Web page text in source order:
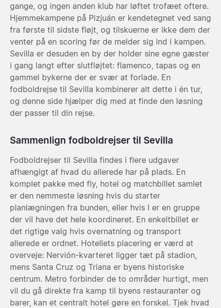
gange, og ingen anden klub har løftet trofæet oftere.
Hjemmekampene på Pizjuán er kendetegnet ved sang
fra første til sidste fløjt, og tilskuerne er ikke dem der
venter på en scoring før de melder sig ind i kampen.
Sevilla er desuden en by der holder sine egne gæster
i gang langt efter slutfløjtet: flamenco, tapas og en
gammel bykerne der er svær at forlade. En
fodboldrejse til Sevilla kombinerer alt dette i én tur,
og denne side hjælper dig med at finde den løsning
der passer til din rejse.
Sammenlign fodboldrejser til Sevilla
Fodboldrejser til Sevilla findes i flere udgaver
afhængigt af hvad du allerede har på plads. En
komplet pakke med fly, hotel og matchbillet samlet
er den nemmeste løsning hvis du starter
planlægningen fra bunden, eller hvis I er en gruppe
der vil have det hele koordineret. En enkeltbillet er
det rigtige valg hvis overnatning og transport
allerede er ordnet. Hotellets placering er værd at
overveje: Nervión-kvarteret ligger tæt på stadion,
mens Santa Cruz og Triana er byens historiske
centrum. Metro forbinder de to områder hurtigt, men
vil du gå direkte fra kamp til byens restauranter og
barer, kan et centralt hotel gøre en forskel. Tjek hvad